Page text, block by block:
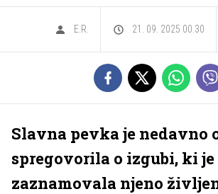
E.R. 21. 09. 2025 00.30
Slavna pevka je nedavno
spregovorila o izgubi, ki je
zaznamovala njeno